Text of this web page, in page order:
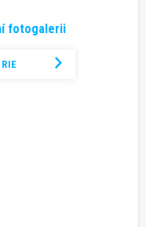
fotogalerii